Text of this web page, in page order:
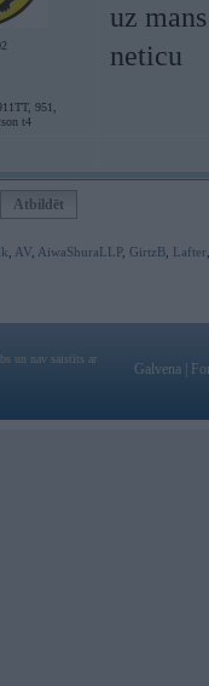
951,
t4
uz
neticu
Atbildēt
AV AiwaShuraLLP, GirtzB Lafter
un nav saistīts ar
Galvena